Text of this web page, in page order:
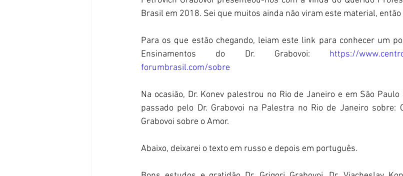
Brasil em 2018. Sei que muitos ainda não viram este material,
Para os que estão chegando, leiam este link para conhecer um
Ensinamentos do Dr. Grabovoi: https://
forumbrasil.com/sobre
Na ocasião, Dr. Konev palestrou no Rio de Janeiro e em São
passado pelo Dr. Grabovoi na Palestra no Rio de Janeiro sobre:
Grabovoi sobre o Amor.
Abaixo, deixarei o texto em russo e depois em português.